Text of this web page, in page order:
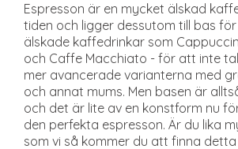
Espresson är en mycket älskad
tiden och ligger dessutom till bas
älskade kaffedrinkar som
och Caffe Macchiato - för att inte
mer avancerade varianterna med
och annat mums. Men basen är
och det är lite av en konstform nu
den perfekta espresson. Är du lika
som vi så kommer du att finna